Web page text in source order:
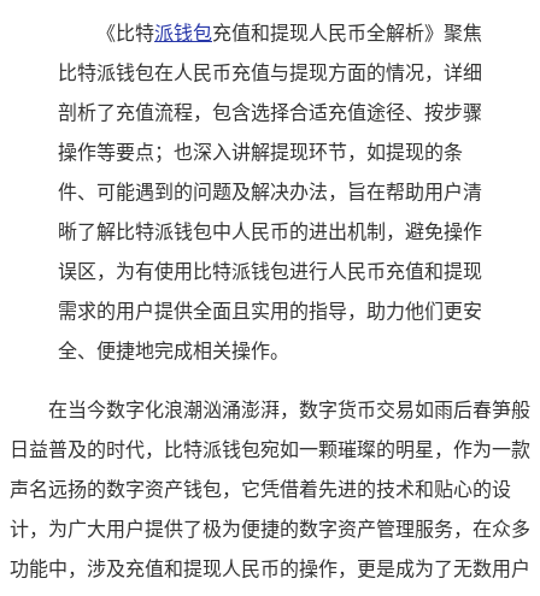
《比特派钱包充值和提现人民币全解析》聚焦
比特派钱包在人民币充值与提现方面的情况，详细
剖析了充值流程，包含选择合适充值途径、按步骤
操作等要点；也深入讲解提现环节，如提现的条
件、可能遇到的问题及解决办法，旨在帮助用户清
晰了解比特派钱包中人民币的进出机制，避免操作
误区，为有使用比特派钱包进行人民币充值和提现
需求的用户提供全面且实用的指导，助力他们更安
全、便捷地完成相关操作。
在当今数字化浪潮汹涌澎湃，数字货币交易如雨后春笋般
日益普及的时代，比特派钱包宛如一颗璀璨的明星，作为一款
声名远扬的数字资产钱包，它凭借着先进的技术和贴心的设
计，为广大用户提供了极为便捷的数字资产管理服务，在众多
功能中，涉及充值和提现人民币的操作，更是成为了无数用户